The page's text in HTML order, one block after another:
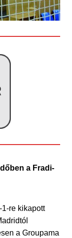
a Fradi-
1-re kikapott
a Groupama